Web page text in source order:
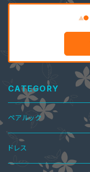
CATEGORY
ペアルック
ペアTシャツ
ドレス